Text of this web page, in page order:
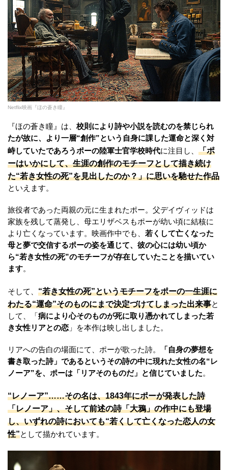
Netflix映画『ほの蒼き瞳』
『ほの蒼き瞳』は、 校則により詩や小説を読むのを禁じられ
たが故に、より一層“創作”という自身に課した運命と深く対
峙していたであろうポーの陸軍士官学校時代に注目し、 「ポ
ーはいかにして、生涯の創作のモチーフとして描き続け
た“若き女性の死”を見出したのか？」に思いを馳せた作品
といえます。
旅役者であった両親の元に生まれたポー。父デイヴィッドは
家族を残して蒸発し、母エリザベスもポーが幼い頃に結核に
より亡くなっています。映画作中でも、 若くして亡くなった
母と夢で交信するポーの姿を通じて、彼の心には幼い頃か
ら“若き女性の死”のモチーフが存在していたことを描いてい
ます。
そして、 “若き女性の死”というモチーフをポーの一生涯に
わたる“運命”そのものにまで決定づけてしまった出来事と
して、「 病により心そのものが死に取り憑かれてしまった若
き女性リアとの恋 」を本作は映し出しました。
リアへの告白の場面にて、ポーが歌った詩。
「自身の夢想を
書き取った詩」であるというその詩の中に現れた女性の名“レ
ノーア”を、ポーは「リアそのものだ」と信じていました。
“レノーア”……その名は、1843年にポーが発表した詩
「レノーア」、そして前述の詩「大鴉」の作中にも登場
し、いずれの詩においても“若くして亡くなった恋人の女
性”として描かれています。